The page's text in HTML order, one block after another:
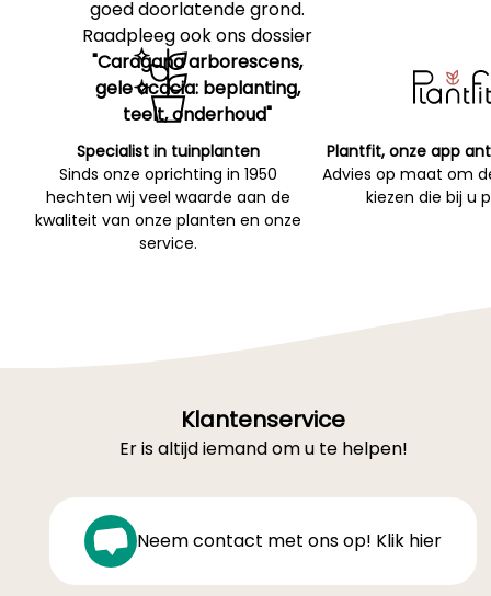
goed doorlatende grond.
Raadpleeg ook ons dossier
"Caragana arborescens,
gele acacia: beplanting,
teelt, onderhoud"
Specialist in tuinplanten
Sinds onze oprichting in 1950
hechten wij veel waarde aan de
kwaliteit van onze planten en onze
service.
Plantfit, onze app
Advies op maat om
kiezen die bij u
Klantenservice
Er is altijd iemand om u te helpen!
Neem contact met ons op! Klik hier